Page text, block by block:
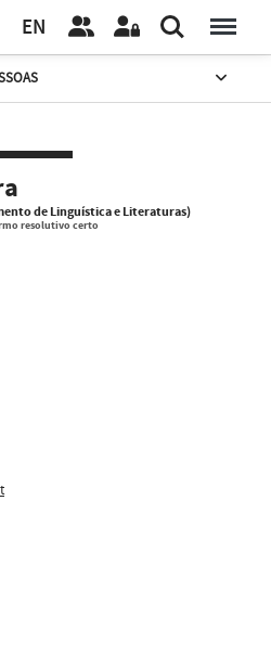
EN
de Linguística e Literaturas)
resolutivo certo